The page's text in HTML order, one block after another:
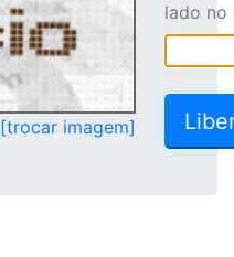
[trocar imagem]
lado no